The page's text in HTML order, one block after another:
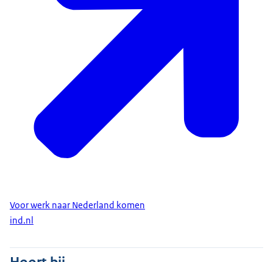
Voor werk naar Nederland komen
ind.nl